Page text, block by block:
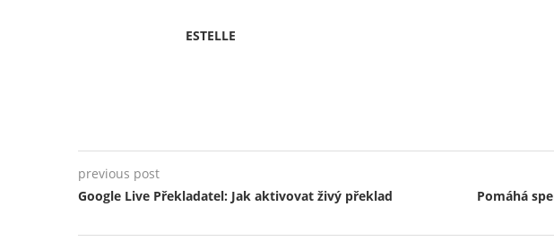
ESTELLE
previous post
Google Live Překladatel: Jak aktivovat živý překlad
Pomáhá